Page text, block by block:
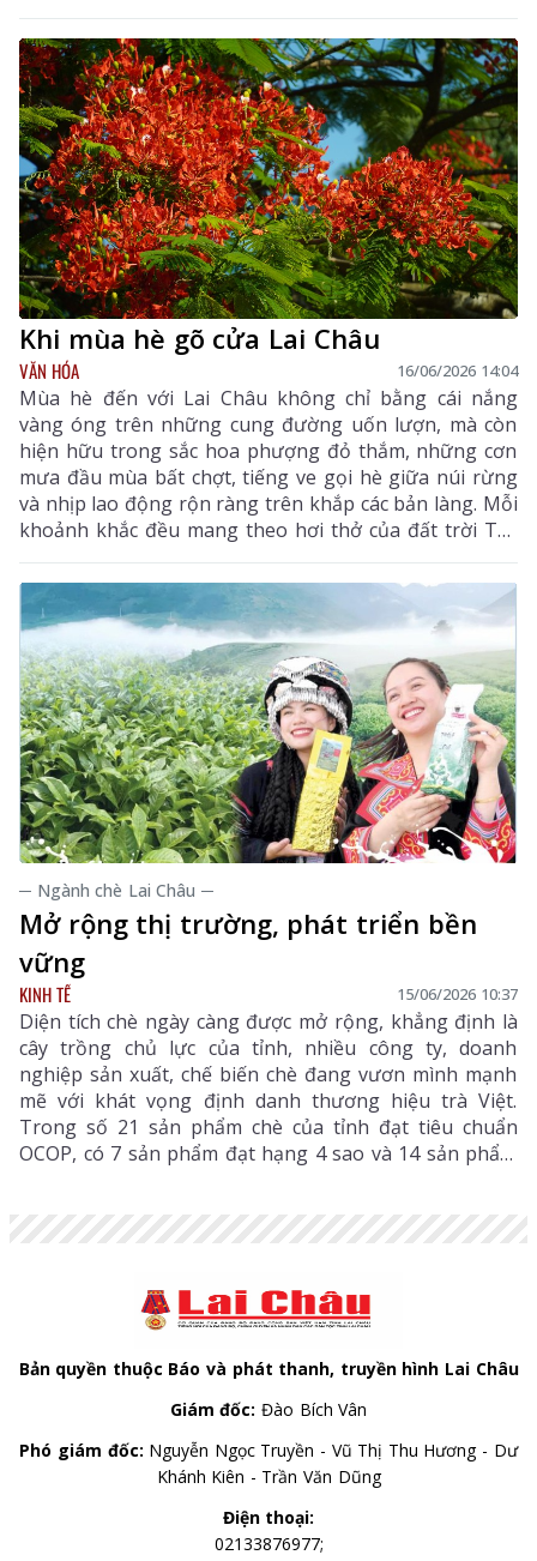
Khi mùa hè gõ cửa Lai Châu
VĂN HÓA 16/06/2026 14:04
Mùa hè đến với Lai Châu không chỉ bằng cái nắng
vàng óng trên những cung đường uốn lượn, mà còn
hiện hữu trong sắc hoa phượng đỏ thắm, những cơn
mưa đầu mùa bất chợt, tiếng ve gọi hè giữa núi rừng
và nhịp lao động rộn ràng trên khắp các bản làng. Mỗi
khoảnh khắc đều mang theo hơi thở của đất trời Tây
Bắc, tạo nên bức tranh mùa hè tươi mới, đầy sức sống.
─ Ngành chè Lai Châu ─
Mở rộng thị trường, phát triển bền
vững
KINH TẾ 15/06/2026 10:37
Diện tích chè ngày càng được mở rộng, khẳng định là
cây trồng chủ lực của tỉnh, nhiều công ty, doanh
nghiệp sản xuất, chế biến chè đang vươn mình mạnh
mẽ với khát vọng định danh thương hiệu trà Việt.
Trong số 21 sản phẩm chè của tỉnh đạt tiêu chuẩn
OCOP, có 7 sản phẩm đạt hạng 4 sao và 14 sản phẩm
Bản quyền thuộc Báo và phát thanh, truyền hình Lai Châu
Giám đốc: Đào Bích Vân
Phó giám đốc: Nguyễn Ngọc Truyền - Vũ Thị Thu Hương - Dư
Khánh Kiên - Trần Văn Dũng
Điện thoại:
02133876977;